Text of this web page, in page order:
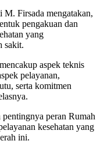
Firsada mengatakan,
pengakuan dan
yang
sakit.
aspek teknis
pelayanan,
serta komitmen
pentingnya peran Rumah
kesehatan yang
ini.